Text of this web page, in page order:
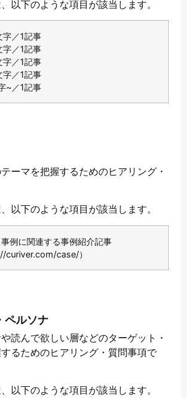
以下のような項目が該当します。
／1記事
／1記事
／1記事
／1記事
~／1記事
ーマを把握するためのヒアリング・
以下のような項目が該当します。
例に関連する事例紹介記事
curiver.com/case/）
ペルソナ
読んで欲しい層などのターゲット・
るためのヒアリング・質問事項で
以下のような項目が該当します。